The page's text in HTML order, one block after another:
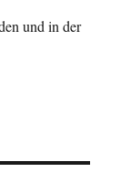
und in der